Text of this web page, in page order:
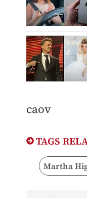
caov
TAGS
Martha